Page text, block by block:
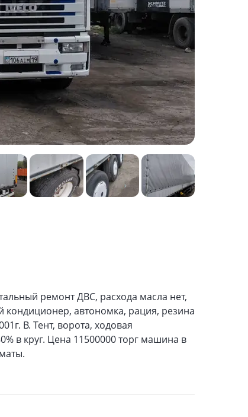
ремонт ДВС, расхода масла нет,
кондиционер, автономка, рация, резина
В. Тент, ворота, ходовая
в круг. Цена 11500000 торг машина в